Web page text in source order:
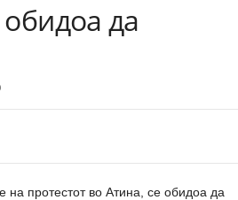
да
на протестот во Атина, се обидоа да